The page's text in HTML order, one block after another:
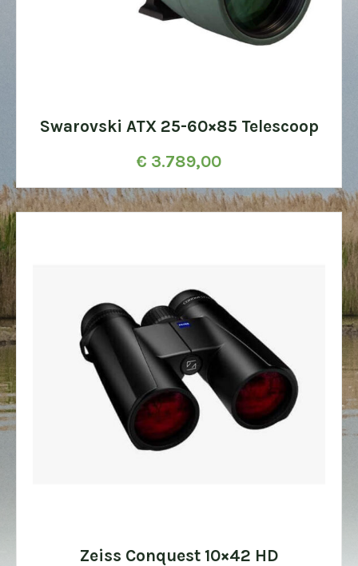
Swarovski ATX 25-60×85 Telescoop
€ 3.789,00
Zeiss Conquest 10×42 HD